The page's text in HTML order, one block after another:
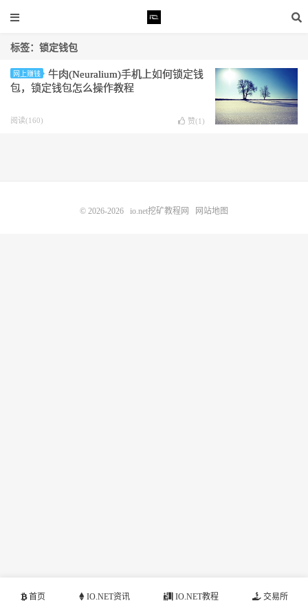
标签：锁定钱包
网上赚钱
牛肉(Neuralium)手机上如何锁定钱
包，锁定钱包怎么操作教程
阅读(160) 赞(1 )
首页 IO.NET资讯 IO.NET教程 交易所
© 2026-2026 io.net挖矿教程网 网站地图